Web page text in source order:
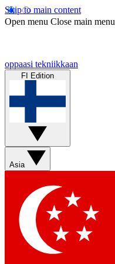
Skip to main content
Open menu Close main menu
oppaasi tekniikkaan
FI Edition
Asia